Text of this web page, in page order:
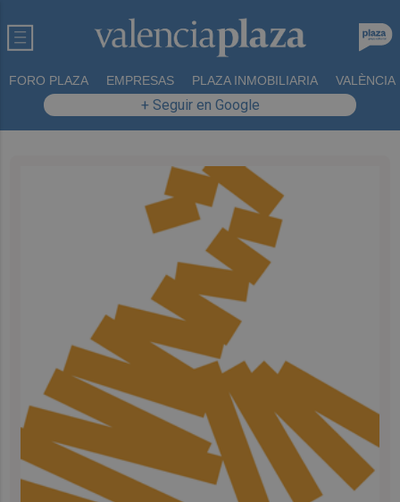
FORO PLAZA EMPRESAS PLAZA INMOBILIARIA VALÈNCIA
+ Seguir en Google